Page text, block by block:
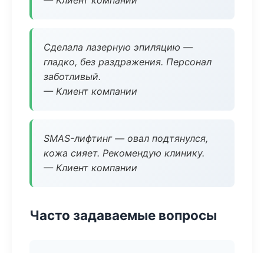
Сделала лазерную эпиляцию —
гладко, без раздражения. Персонал
заботливый.
— Клиент компании
SMAS-лифтинг — овал подтянулся,
кожа сияет. Рекомендую клинику.
— Клиент компании
Часто задаваемые вопросы